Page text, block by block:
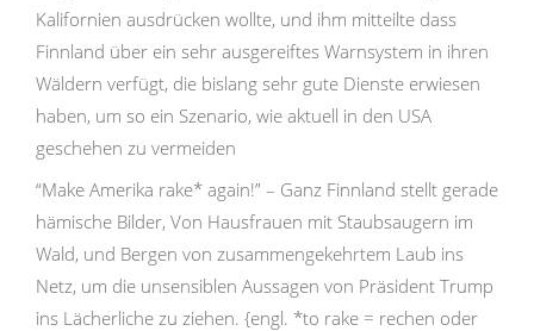
Kalifornien ausdrücken wollte, und ihm mitteilte dass
Finnland über ein sehr ausgereiftes Warnsystem in ihren
Wäldern verfügt, die bislang sehr gute Dienste erwiesen
haben, um so ein Szenario, wie aktuell in den USA
geschehen zu vermeiden
“Make Amerika rake* again!” – Ganz Finnland stellt gerade
hämische Bilder, Von Hausfrauen mit Staubsaugern im
Wald, und Bergen von zusammengekehrtem Laub ins
Netz, um die unsensiblen Aussagen von Präsident Trump
ins Lächerliche zu ziehen. {engl. *to rake = rechen oder